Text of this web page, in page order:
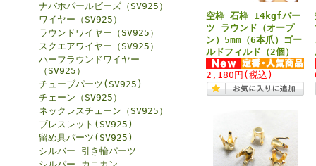
ナバホパールビーズ（SV925）
ワイヤー（SV925）
ラウンドワイヤー（SV925）
スクエアワイヤー（SV925）
ハーフラウンドワイヤー
（SV925）
チューブパーツ(SV925)
チェーン（SV925）
ネックレスチェーン（SV925）
ブレスレット(SV925)
留め具パーツ(SV925)
シルバー 引き輪パーツ
空枠 石枠 14kgfパー
ツ ラウンド（オープ
ン）5mm（6本爪）ゴー
ルドフィルド（2個）
2,180円 (税込)